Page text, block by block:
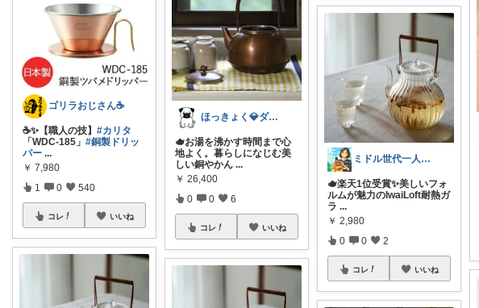
ゴリラおじさん☕️
☕️✨【職人の技】 #カリタ
「WDC-185」 #銅製ドリッ
パー ...
￥ 7,980
1 0 540
コレ いいね
ほっきょく💎ダイヤモンド会員💎
🫖お湯を沸かす時間まで心
地よく。暮らしになじむ美
しい銅やかん...
￥ 26,400
0 0 6
コレ いいね
ミドル世代一人暮らし応援隊
🫖楽天1位受賞✨美しいフォ
ルムが魅力のIwaiLoft耐熱ガ
ラ ...
￥ 2,980
0 0 2
コレ いいね